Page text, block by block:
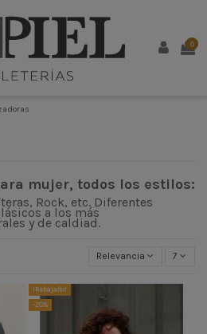
0
mujer, todos los estilos:
Rock, etc. Diferentes
a los más
y de caldiad.
Relevancia 7
¡Rebajado!
-20%